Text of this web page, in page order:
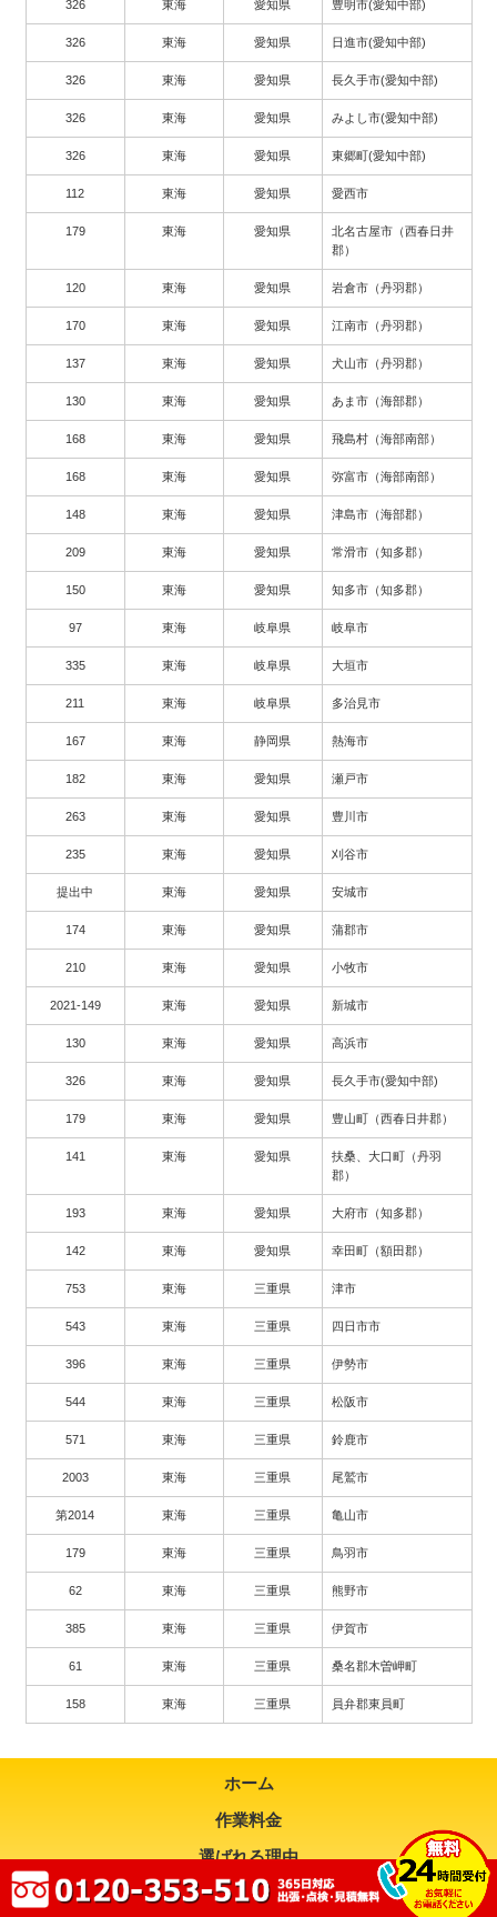
326 東海 愛知県 豊明市(愛知中部)
326 東海 愛知県 日進市(愛知中部)
326 東海 愛知県 長久手市(愛知中部)
326 東海 愛知県 みよし市(愛知中部)
326 東海 愛知県 東郷町(愛知中部)
112 東海 愛知県 愛西市
179 東海 愛知県
北名古屋市（西春日井
郡）
120 東海 愛知県 岩倉市（丹羽郡）
170 東海 愛知県 江南市（丹羽郡）
137 東海 愛知県 犬山市（丹羽郡）
130 東海 愛知県 あま市（海部郡）
168 東海 愛知県 飛島村（海部南部）
168 東海 愛知県 弥富市（海部南部）
148 東海 愛知県 津島市（海部郡）
209 東海 愛知県 常滑市（知多郡）
150 東海 愛知県 知多市（知多郡）
97 東海 岐阜県 岐阜市
335 東海 岐阜県 大垣市
211 東海 岐阜県 多治見市
167 東海 静岡県 熱海市
182 東海 愛知県 瀬戸市
263 東海 愛知県 豊川市
235 東海 愛知県 刈谷市
提出中 東海 愛知県 安城市
174 東海 愛知県 蒲郡市
210 東海 愛知県 小牧市
2021-149 東海 愛知県 新城市
130 東海 愛知県 高浜市
326 東海 愛知県 長久手市(愛知中部)
179 東海 愛知県 豊山町（西春日井郡）
141 東海 愛知県
扶桑、大口町（丹羽
郡）
193 東海 愛知県 大府市（知多郡）
142 東海 愛知県 幸田町（額田郡）
753 東海 三重県 津市
543 東海 三重県 四日市市
396 東海 三重県 伊勢市
544 東海 三重県 松阪市
571 東海 三重県 鈴鹿市
2003 東海 三重県 尾鷲市
第2014 東海 三重県 亀山市
179 東海 三重県 鳥羽市
62 東海 三重県 熊野市
385 東海 三重県 伊賀市
61 東海 三重県 桑名郡木曽岬町
158 東海 三重県 員弁郡東員町
ホーム
作業料金
選ばれる理由
対応エリア